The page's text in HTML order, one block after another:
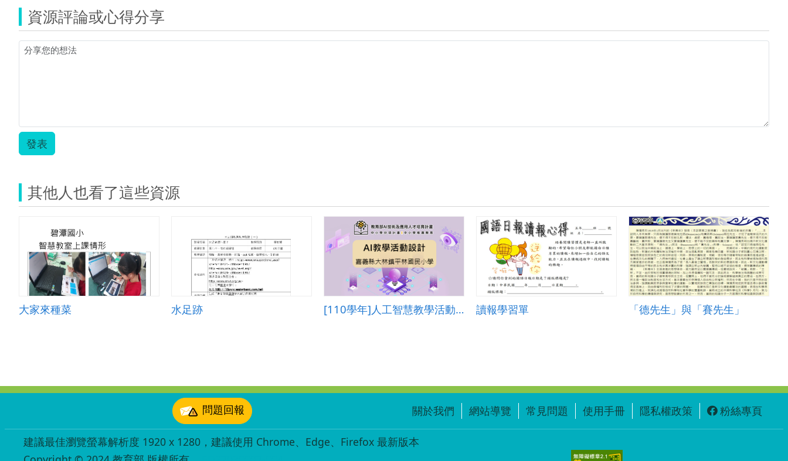
成
長
資源評論或心得分享
發表
其他人也看了這些資源
大家來種菜 水足跡 [110學年]人工智慧教學活動設計―嘉義縣大林鎮平林國民小學 讀報學習單 「德先生」與「賽先生」
問題回報 關於我們 網站導覽 常見問題 使用手冊 隱私權政策 粉絲專頁
建議最佳瀏覽螢幕解析度 1920 x 1280，建議使用 Chrome、Edge、Firefox 最新版本